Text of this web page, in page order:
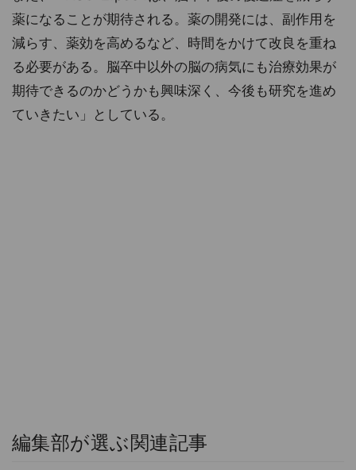
薬になることが期待される。薬の開発には、副作用を
減らす、薬効を高めるなど、時間をかけて改良を重ね
る必要がある。脳卒中以外の脳の病気にも治療効果が
期待できるのかどうかも興味深く、今後も研究を進め
ていきたい」としている。
編集部が選ぶ関連記事